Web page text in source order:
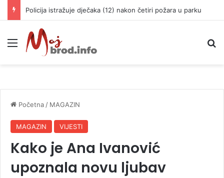
Policija istražuje dječaka (12) nakon četiri požara u parku
Meni
Početna / MAGAZIN
MAGAZIN VIJESTI
Kako je Ana Ivanović
upoznala novu ljubav